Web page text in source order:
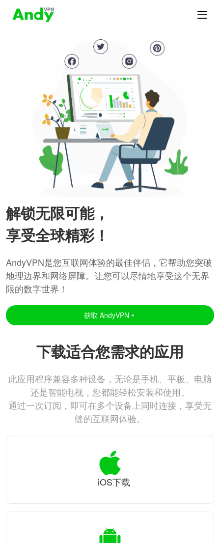
解锁无限可能，
享受全球精彩！
AndyVPN是您互联网体验的最佳伴侣，它帮助您突破
地理边界和网络屏障。让您可以尽情地享受这个无界
限的数字世界！
获取 AndyVPN
下载适合您需求的应用
此应用程序兼容多种设备，无论是手机、平板、电脑
还是智能电视，您都能轻松安装和使用。
通过一次订阅，即可在多个设备上同时连接，享受无
缝的互联网体验。
iOS下载